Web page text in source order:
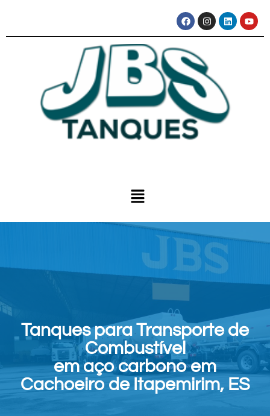
Tanques para Transporte de
Combustível
em aço carbono em
Cachoeiro de Itapemirim, ES